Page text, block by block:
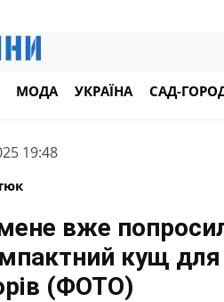
МОДА УКРАЇНА САД-
19:48
вже
кущ
(ФОТО)